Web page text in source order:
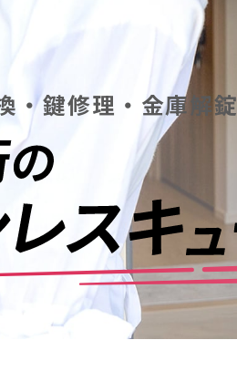
・鍵修理・金庫解錠